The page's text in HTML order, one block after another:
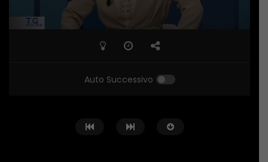
Auto Successivo